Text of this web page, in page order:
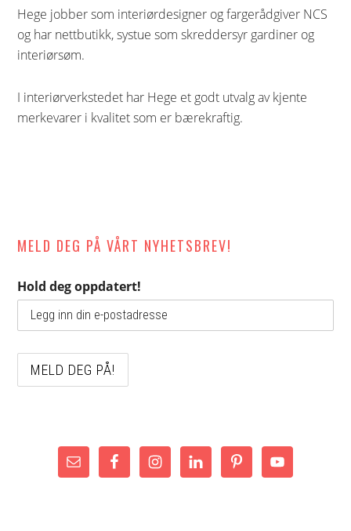
Hege jobber som interiørdesigner og fargerådgiver NCS
og har nettbutikk, systue som skreddersyr gardiner og
interiørsøm.
I interiørverkstedet har Hege et godt utvalg av kjente
merkevarer i kvalitet som er bærekraftig.
MELD DEG PÅ VÅRT NYHETSBREV!
Hold deg oppdatert!